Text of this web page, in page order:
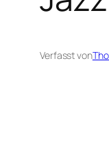
Verfasst von